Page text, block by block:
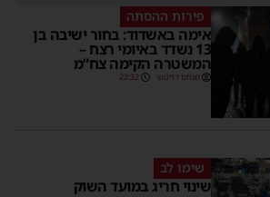
פירות ההסתה
אימה באשדוד: בחור ישיבה בן
13 נשדד באיומי רצח –
המשטרה הקימה צח”מ
מנחם דויטש 22:32
שימו לב
שינוי חריג במועד השוק